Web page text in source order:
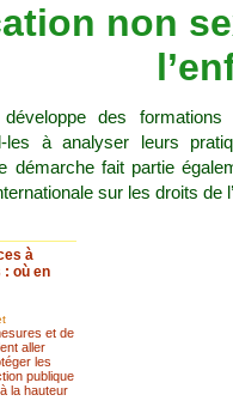
non
développe des
les à analyser leurs
démarche fait partie
sur les droits de
à
: où en
et de
aller
les
publique
la hauteur